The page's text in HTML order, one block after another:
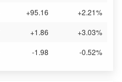
+95.16
+2.21%
+1.86
+3.03%
-1.98 -0.52%